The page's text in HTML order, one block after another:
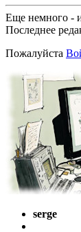
Еще немного -
Последнее
Пожалуйста
serge